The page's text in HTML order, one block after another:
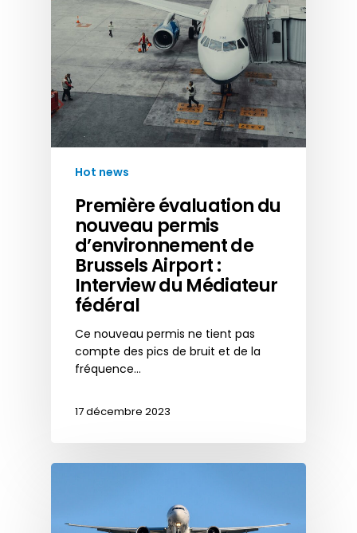
Hot news
Première évaluation du
nouveau permis
d’environnement de
Brussels Airport :
Interview du Médiateur
fédéral
Ce nouveau permis ne tient pas
compte des pics de bruit et de la
fréquence…
17 décembre 2023